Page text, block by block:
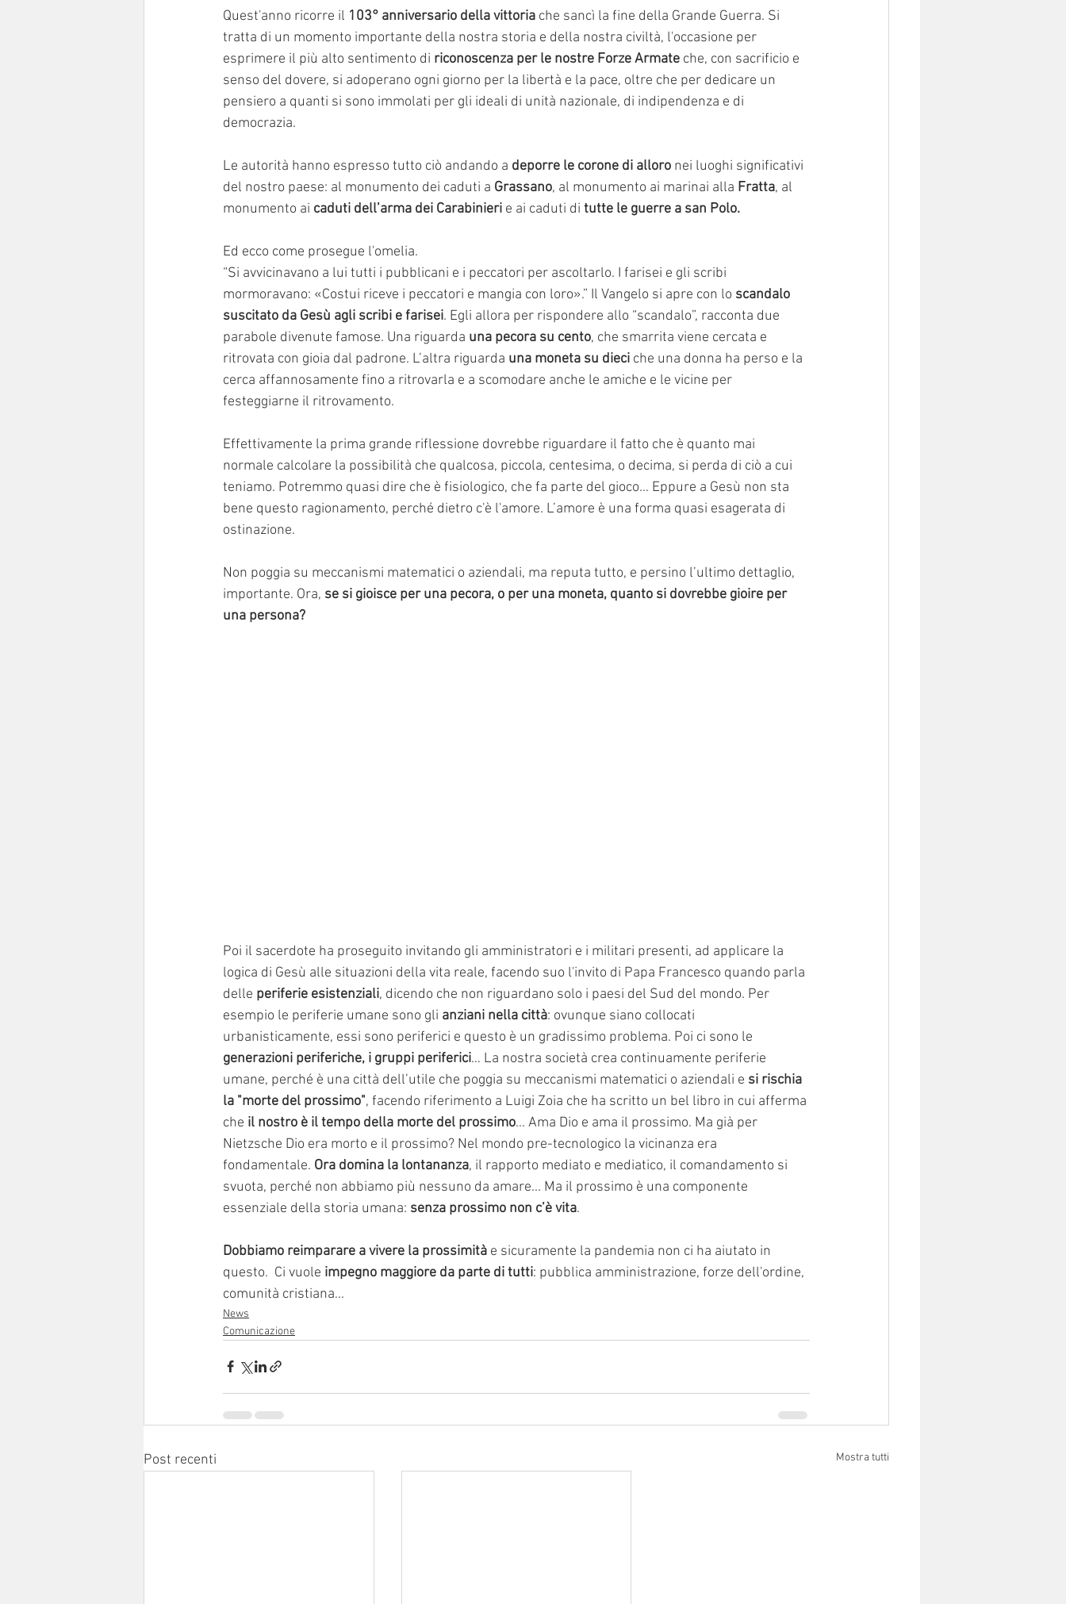
Quest'anno ricorre il 103° anniversario della vittoria che sancì la fine della Grande Guerra. Si
tratta di un momento importante della nostra storia e della nostra civiltà, l'occasione per
esprimere il più alto sentimento di riconoscenza per le nostre Forze Armate che, con sacrificio e
senso del dovere, si adoperano ogni giorno per la libertà e la pace, oltre che per dedicare un
pensiero a quanti si sono immolati per gli ideali di unità nazionale, di indipendenza e di
democrazia.
Le autorità hanno espresso tutto ciò andando a deporre le corone di alloro nei luoghi significativi
del nostro paese: al monumento dei caduti a Grassano, al monumento ai marinai alla Fratta, al
monumento ai caduti dell’arma dei Carabinieri e ai caduti di tutte le guerre a san Polo.
Ed ecco come prosegue l'omelia.
“Si avvicinavano a lui tutti i pubblicani e i peccatori per ascoltarlo. I farisei e gli scribi
mormoravano: «Costui riceve i peccatori e mangia con loro».” Il Vangelo si apre con lo scandalo
suscitato da Gesù agli scribi e farisei. Egli allora per rispondere allo “scandalo”, racconta due
parabole divenute famose. Una riguarda una pecora su cento, che smarrita viene cercata e
ritrovata con gioia dal padrone. L’altra riguarda una moneta su dieci che una donna ha perso e la
cerca affannosamente fino a ritrovarla e a scomodare anche le amiche e le vicine per
festeggiarne il ritrovamento.
Effettivamente la prima grande riflessione dovrebbe riguardare il fatto che è quanto mai
normale calcolare la possibilità che qualcosa, piccola, centesima, o decima, si perda di ciò a cui
teniamo. Potremmo quasi dire che è fisiologico, che fa parte del gioco… Eppure a Gesù non sta
bene questo ragionamento, perché dietro c'è l'amore. L’amore è una forma quasi esagerata di
ostinazione.
Non poggia su meccanismi matematici o aziendali, ma reputa tutto, e persino l’ultimo dettaglio,
importante. Ora, se si gioisce per una pecora, o per una moneta, quanto si dovrebbe gioire per
una persona?
Poi il sacerdote ha proseguito invitando gli amministratori e i militari presenti, ad applicare la
logica di Gesù alle situazioni della vita reale, facendo suo l'invito di Papa Francesco quando parla
delle periferie esistenziali, dicendo che non riguardano solo i paesi del Sud del mondo. Per
esempio le periferie umane sono gli anziani nella città: ovunque siano collocati
urbanisticamente, essi sono periferici e questo è un gradissimo problema. Poi ci sono le
generazioni periferiche, i gruppi periferici… La nostra società crea continuamente periferie
umane, perché è una città dell’utile che poggia su meccanismi matematici o aziendali e si rischia
la "morte del prossimo", facendo riferimento a Luigi Zoia che ha scritto un bel libro in cui afferma
che il nostro è il tempo della morte del prossimo... Ama Dio e ama il prossimo. Ma già per
Nietzsche Dio era morto e il prossimo? Nel mondo pre-tecnologico la vicinanza era
fondamentale. Ora domina la lontananza, il rapporto mediato e mediatico, il comandamento si
svuota, perché non abbiamo più nessuno da amare... Ma il prossimo è una componente
essenziale della storia umana: senza prossimo non c’è vita.
Dobbiamo reimparare a vivere la prossimità e sicuramente la pandemia non ci ha aiutato in
questo.  Ci vuole impegno maggiore da parte di tutti: pubblica amministrazione, forze dell'ordine,
comunità cristiana...
News
Comunicazione
Post recenti Mostra tutti